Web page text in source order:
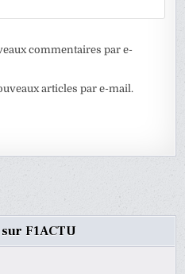
commentaires par e-
articles par e-mail.
F1ACTU